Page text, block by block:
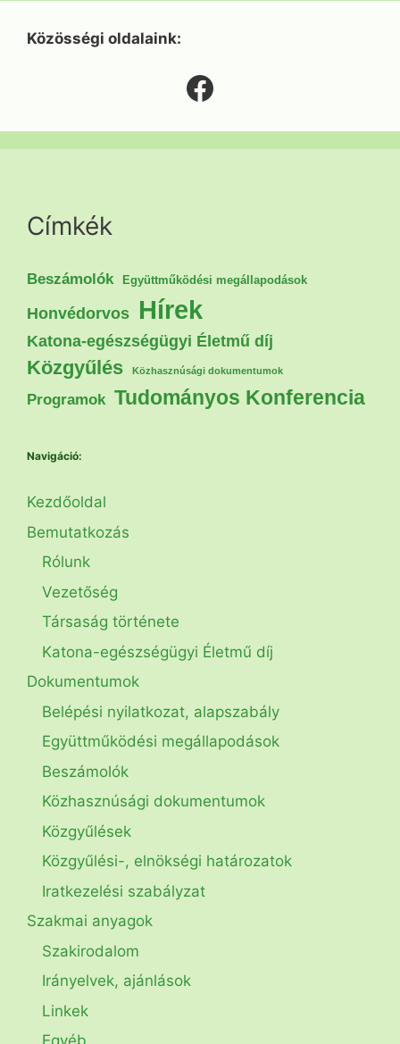
Közösségi oldalaink:
Facebook
Címkék
Beszámolók Együttműködési megállapodások
Honvédorvos Hírek
Katona-egészségügyi Életmű díj
Közgyűlés Közhasznúsági dokumentumok
Programok Tudományos Konferencia
Navigáció:
Kezdőoldal
Bemutatkozás
Rólunk
Vezetőség
Társaság története
Katona-egészségügyi Életmű díj
Dokumentumok
Belépési nyilatkozat, alapszabály
Együttműködési megállapodások
Beszámolók
Közhasznúsági dokumentumok
Közgyűlések
Közgyűlési-, elnökségi határozatok
Iratkezelési szabályzat
Szakmai anyagok
Szakirodalom
Irányelvek, ajánlások
Linkek